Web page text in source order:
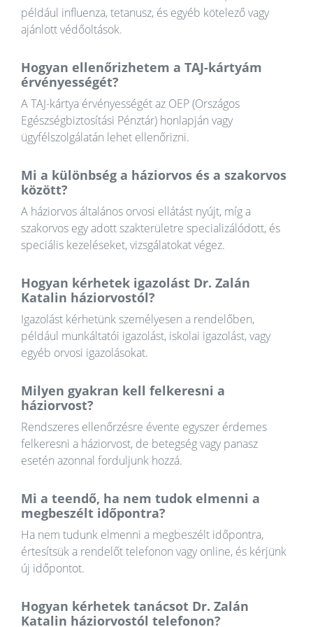
például influenza, tetanusz, és egyéb kötelező vagy
ajánlott védőoltások.
Hogyan ellenőrizhetem a TAJ-kártyám
érvényességét?
A TAJ-kártya érvényességét az OEP (Országos
Egészségbiztosítási Pénztár) honlapján vagy
ügyfélszolgálatán lehet ellenőrizni.
Mi a különbség a háziorvos és a szakorvos
között?
A háziorvos általános orvosi ellátást nyújt, míg a
szakorvos egy adott szakterületre specializálódott, és
speciális kezeléseket, vizsgálatokat végez.
Hogyan kérhetek igazolást Dr. Zalán
Katalin háziorvostól?
Igazolást kérhetünk személyesen a rendelőben,
például munkáltatói igazolást, iskolai igazolást, vagy
egyéb orvosi igazolásokat.
Milyen gyakran kell felkeresni a
háziorvost?
Rendszeres ellenőrzésre évente egyszer érdemes
felkeresni a háziorvost, de betegség vagy panasz
esetén azonnal forduljunk hozzá.
Mi a teendő, ha nem tudok elmenni a
megbeszélt időpontra?
Ha nem tudunk elmenni a megbeszélt időpontra,
értesítsük a rendelőt telefonon vagy online, és kérjünk
új időpontot.
Hogyan kérhetek tanácsot Dr. Zalán
Katalin háziorvostól telefonon?